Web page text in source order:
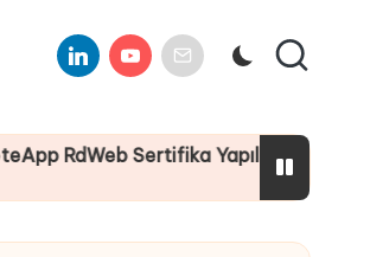
LinkedinYoutube
E-
Mail
Sertifika Yapılandırması